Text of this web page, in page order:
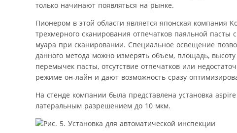
только начинают появляться на рынке.
Пионером в этой области является японская компания
трехмерного сканирования отпечатков паяльной
муара при сканировании. Специальное освещение
данного метода можно измерять объем, площадь,
перемычек пасты, отсутствие отпечатков или
режиме он-лайн и дают возможность сразу
На стенде компании была представлена установка
латеральным разрешением до 10 мкм.